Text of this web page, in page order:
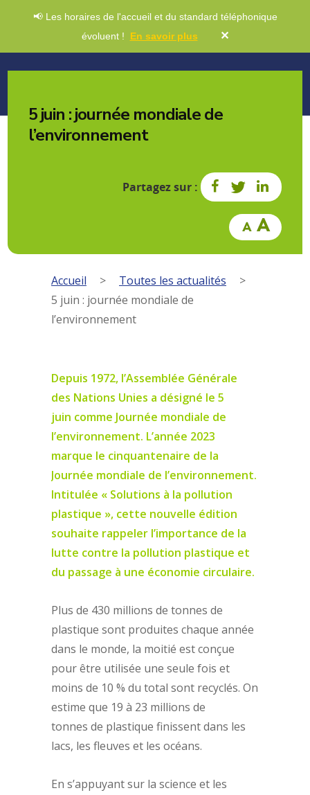
📢 Les horaires de l'accueil et du standard téléphonique
évoluent ! En savoir plus ✕
5 juin : journée mondiale de
l’environnement
Partagez sur :
Accueil > Toutes les actualités
>
5 juin : journée mondiale de
l’environnement
Depuis 1972, l’Assemblée Générale
des Nations Unies a désigné le 5
juin comme Journée mondiale de
l’environnement. L’année 2023
marque le cinquantenaire de la
Journée mondiale de l’environnement.
Intitulée « Solutions à la pollution
plastique », cette nouvelle édition
souhaite rappeler l’importance de la
lutte contre la pollution plastique et
du passage à une économie circulaire.
Plus de 430 millions de tonnes de
plastique sont produites chaque année
dans le monde, la moitié est conçue
pour être utilisée une seule fois et
moins de 10 % du total sont recyclés. On
estime que 19 à 23 millions de
tonnes de plastique finissent dans les
lacs, les fleuves et les océans.
En s’appuyant sur la science et les